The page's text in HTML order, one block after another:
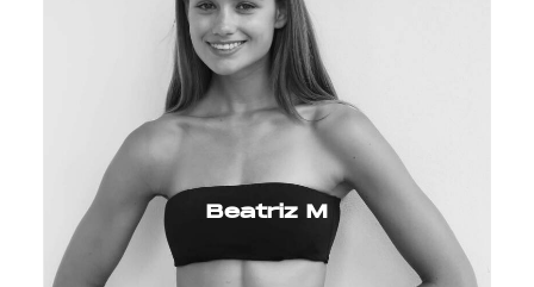
Beatriz M